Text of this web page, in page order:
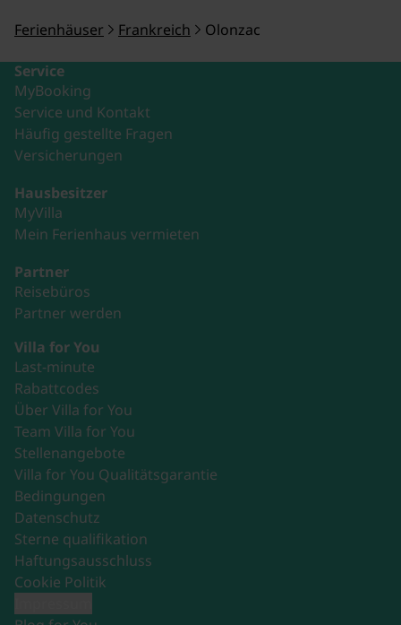
Ferienhäuser Frankreich Olonzac
Service
MyBooking
Service und Kontakt
Häufig gestellte Fragen
Versicherungen
Hausbesitzer
MyVilla
Mein Ferienhaus vermieten
Partner
Reisebüros
Partner werden
Villa for You
Last-minute
Rabattcodes
Über Villa for You
Team Villa for You
Stellenangebote
Villa for You Qualitätsgarantie
Bedingungen
Datenschutz
Sterne qualifikation
Haftungsausschluss
Cookie Politik